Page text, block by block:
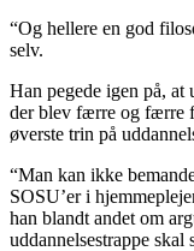
“Og hellere en god
selv.
Han pegede igen på, at
der blev færre og færre
øverste trin på
“Man kan ikke
SOSU’er i
han blandt andet om
uddannelsestrappe